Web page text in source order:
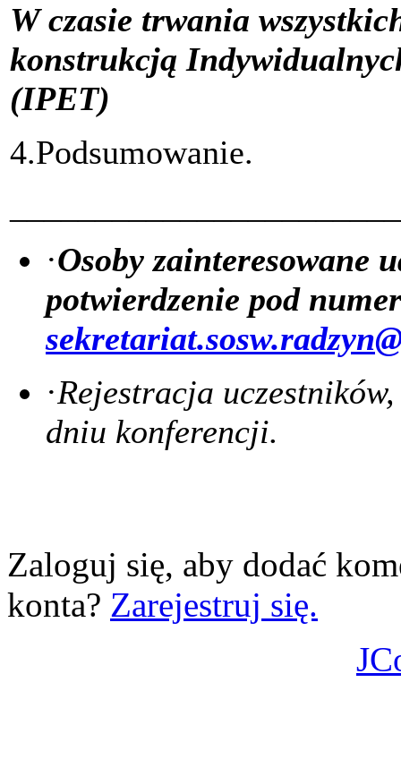
W czasie trwania
konstrukcją
(IPET)
4.Podsumowanie.
·Osoby zainteresowane
potwierdzenie pod
·Rejestracja
dniu konferencji.
Zaloguj się, aby dodać
konta? Zarejestruj się.